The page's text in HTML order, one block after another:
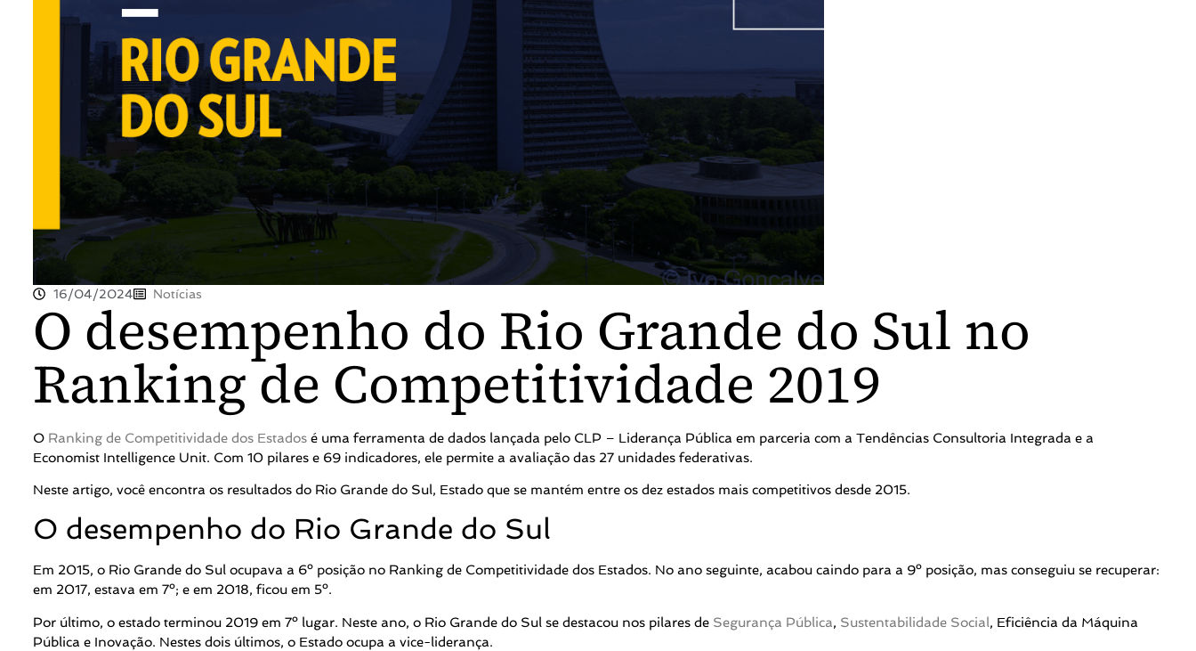
16/04/2024 Notícias
O desempenho do Rio Grande do Sul no
Ranking de Competitividade 2019
O Ranking de Competitividade dos Estados é uma ferramenta de dados lançada pelo CLP – Liderança Pública em parceria com a Tendências Consultoria Integrada e a
Economist Intelligence Unit. Com 10 pilares e 69 indicadores, ele permite a avaliação das 27 unidades federativas.
Neste artigo, você encontra os resultados do Rio Grande do Sul, Estado que se mantém entre os dez estados mais competitivos desde 2015.
O desempenho do Rio Grande do Sul
Em 2015, o Rio Grande do Sul ocupava a 6º posição no Ranking de Competitividade dos Estados. No ano seguinte, acabou caindo para a 9º posição, mas conseguiu se recuperar:
em 2017, estava em 7º; e em 2018, ficou em 5º.
Por último, o estado terminou 2019 em 7º lugar. Neste ano, o Rio Grande do Sul se destacou nos pilares de Segurança Pública, Sustentabilidade Social, Eficiência da Máquina
Pública e Inovação. Nestes dois últimos, o Estado ocupa a vice-liderança.